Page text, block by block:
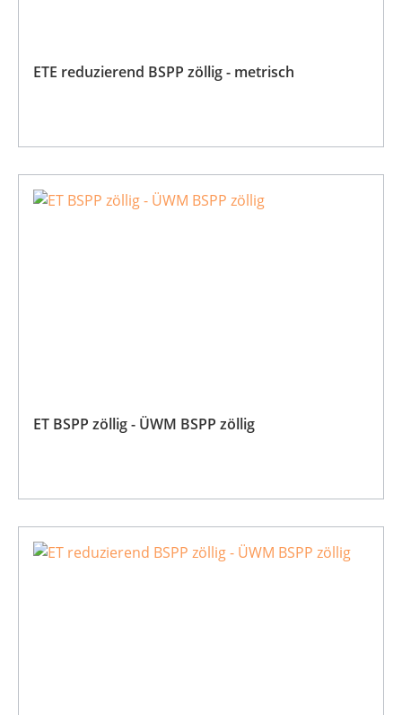
ETE reduzierend BSPP zöllig - metrisch
ET BSPP zöllig - ÜWM BSPP zöllig